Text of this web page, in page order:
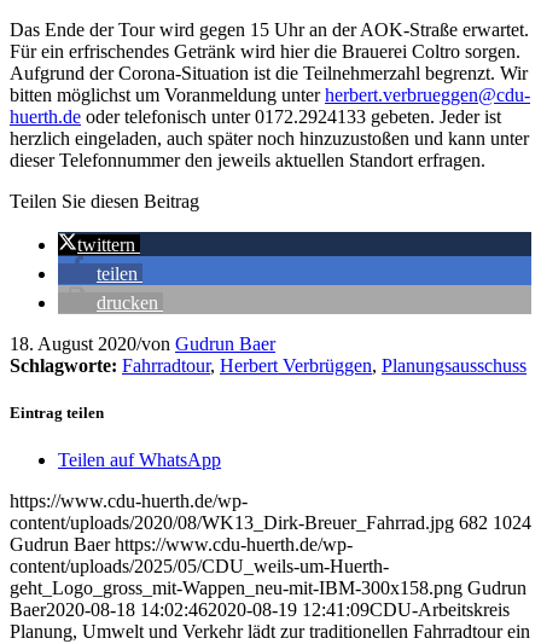
Das Ende der Tour wird gegen 15 Uhr an der AOK-Straße erwartet.
Für ein erfrischendes Getränk wird hier die Brauerei Coltro sorgen.
Aufgrund der Corona-Situation ist die Teilnehmerzahl begrenzt. Wir
bitten möglichst um Voranmeldung unterherbert.verbrueggen@cdu-
huerth.de oder telefonisch unter 0172.2924133 gebeten. Jeder ist
herzlich eingeladen, auch später noch hinzuzustoßen und kann unter
dieser Telefonnummer den jeweils aktuellen Standort erfragen.
Teilen Sie diesen Beitrag
twittern
teilen
drucken
18. August 2020/von Gudrun Baer
Schlagworte: Fahrradtour, Herbert Verbrüggen, Planungsausschuss
Eintrag teilen
Teilen auf WhatsApp
https://www.cdu-huerth.de/wp-
content/uploads/2020/08/WK13_Dirk-Breuer_Fahrrad.jpg 682 1024
Gudrun Baer https://www.cdu-huerth.de/wp-
content/uploads/2025/05/CDU_weils-um-Huerth-
geht_Logo_gross_mit-Wappen_neu-mit-IBM-300x158.png Gudrun
Baer2020-08-18 14:02:462020-08-19 12:41:09CDU-Arbeitskreis
Planung, Umwelt und Verkehr lädt zur traditionellen Fahrradtour ein